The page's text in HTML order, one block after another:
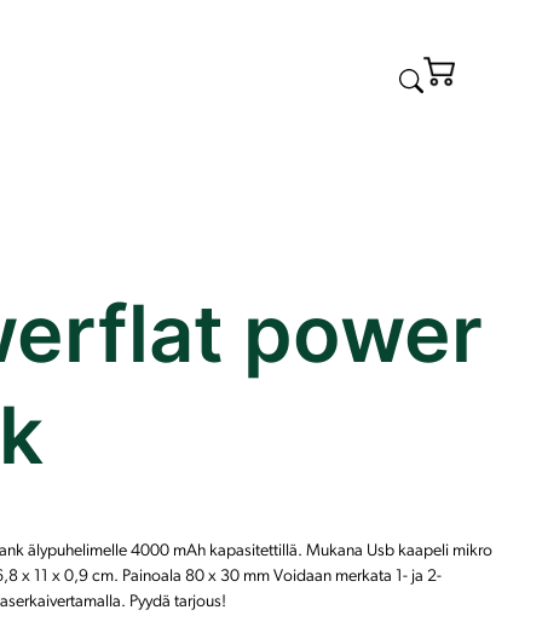
power
älypuhelimelle 4000 mAh kapasitettillä. Mukana Usb kaapeli mikro
x 11 x 0,9 cm. Painoala 80 x 30 mm Voidaan merkata 1- ja 2-
Pyydä tarjous!